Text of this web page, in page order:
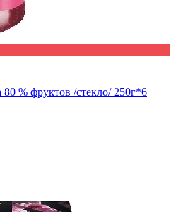
% фруктов /стекло/ 250г*6